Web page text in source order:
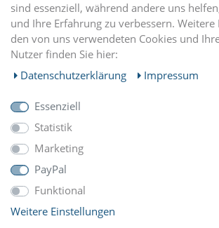
EINKAUFEN
MEIN KONTO
UNTERNEHMEN
ZAHLUNGARTEN
sind essenziell, während andere uns
und Ihre Erfahrung zu verbessern.
den von uns verwendeten Cookies und
Nutzer finden Sie hier:
Daten­schutz­erklärung
Impressum
Essenziell
Statistik
Marketing
PayPal
Funktional
Weitere Einstellungen